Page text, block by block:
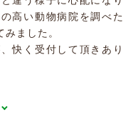
高い動物病院を調べた
ました。
快く受付して頂きあり